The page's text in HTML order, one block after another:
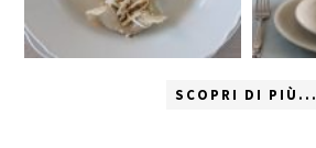
SCOPRI DI PIÙ...